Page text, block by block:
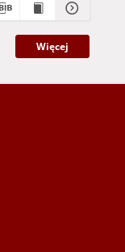
Więcej